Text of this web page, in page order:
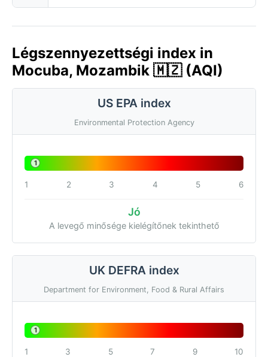
Légszennyezettségi index in
Mocuba, Mozambik 🇲🇿 (AQI)
US EPA index
Environmental Protection Agency
1
1 2 3 4 5 6
Jó
A levegő minősége kielégítőnek tekinthető
UK DEFRA index
Department for Environment, Food & Rural Affairs
1
1 3 5 7 9 10